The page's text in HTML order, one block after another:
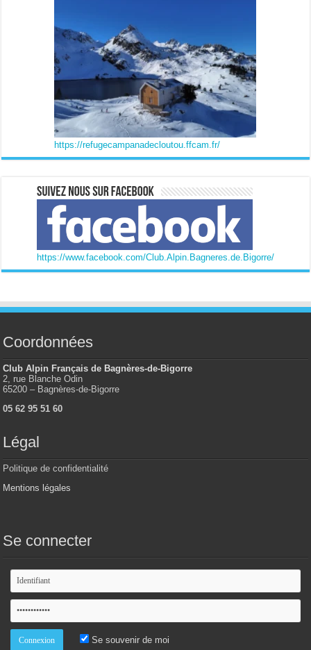
https://refugecampanadecloutou.ffcam.fr/
https://www.facebook.com/Club.Alpin.Bagneres.de.Bigorre/
Coordonnées
Club Alpin Français de Bagnères-de-Bigorre
2, rue Blanche Odin
65200 – Bagnères-de-Bigorre
05 62 95 51 60
Légal
Politique de confidentialité
Mentions légales
Se connecter
Se souvenir de moi